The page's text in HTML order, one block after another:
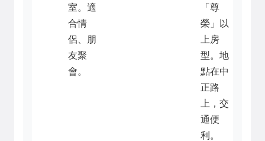
室。適
合情
侶、朋
友聚
會。
「尊
榮」以
上房
型。地
點在中
正路
上，交
通便
利。